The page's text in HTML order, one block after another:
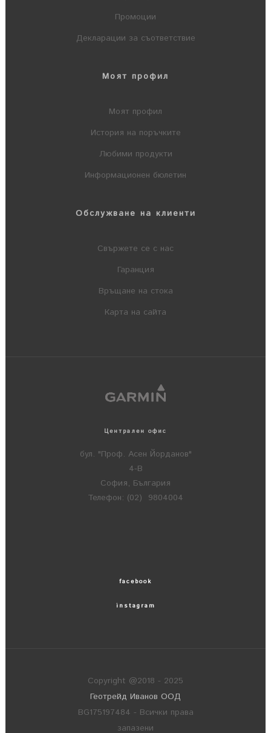
Промоции
Декларации за съответствие
Моят профил
Моят профил
История на поръчките
Любими продукти
Информационен бюлетин
Обслужване на клиенти
Свържете се с нас
Гаранция
Връщане на стока
Карта на сайта
Централен офис
бул. "Проф. Асен Йорданов"
4-В
София, България
Телефон: (02) 9804004
facebook
instagram
Copyright @2018 - 2025
Геотрейд Иванов ООД
BG175197484 - Всички права
запазени